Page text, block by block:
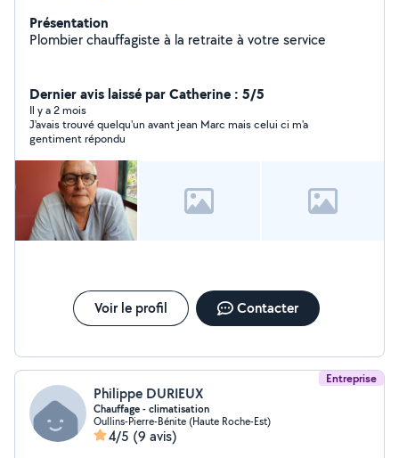
Présentation
Plombier chauffagiste à la retraite à votre service
Dernier avis laissé par Catherine : 5/5
Il y a 2 mois
J'avais trouvé quelqu'un avant jean Marc mais celui ci m'a
gentiment répondu
Voir le profil Contacter
Entreprise
Philippe DURIEUX
Chauffage - climatisation
Oullins-Pierre-Bénite (Haute Roche-Est)
4/5 (9 avis)